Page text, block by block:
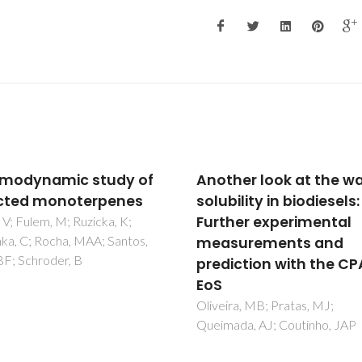
look at the water
in biodiesels:
experimental
and
with the CPA
Wheat chronic
to TiO2-nanoparticles:
Cyto- and genotoxic
approach
Silva, S; Craveiro, SC; Oliveira,
Calado, AJ; Pinto, RJB; Silva,
Santos, C